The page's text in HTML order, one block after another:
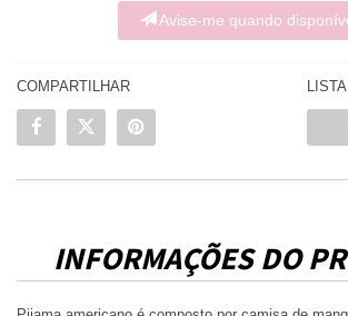
Avise-me quando
COMPARTILHAR
INFORMAÇÕES DO